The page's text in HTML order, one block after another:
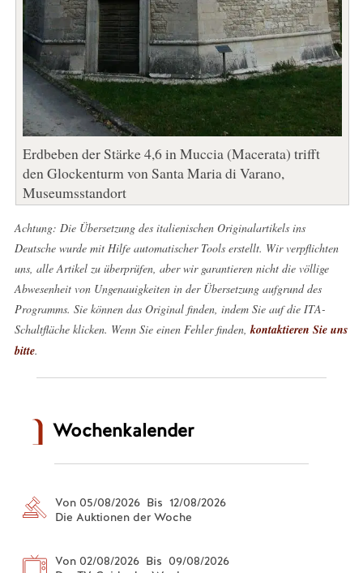
Erdbeben der Stärke 4,6 in Muccia (Macerata) trifft
den Glockenturm von Santa Maria di Varano,
Museumsstandort
Achtung: Die Übersetzung des italienischen Originalartikels ins
Deutsche wurde mit Hilfe automatischer Tools erstellt. Wir verpflichten
uns, alle Artikel zu überprüfen, aber wir garantieren nicht die völlige
Abwesenheit von Ungenauigkeiten in der Übersetzung aufgrund des
Programms. Sie können das Original finden, indem Sie auf die ITA-
Schaltfläche klicken. Wenn Sie einen Fehler finden, kontaktieren Sie uns
bitte.
Wochenkalender
Von 05/08/2026 Bis 12/08/2026
Die Auktionen der Woche
Von 02/08/2026 Bis 09/08/2026